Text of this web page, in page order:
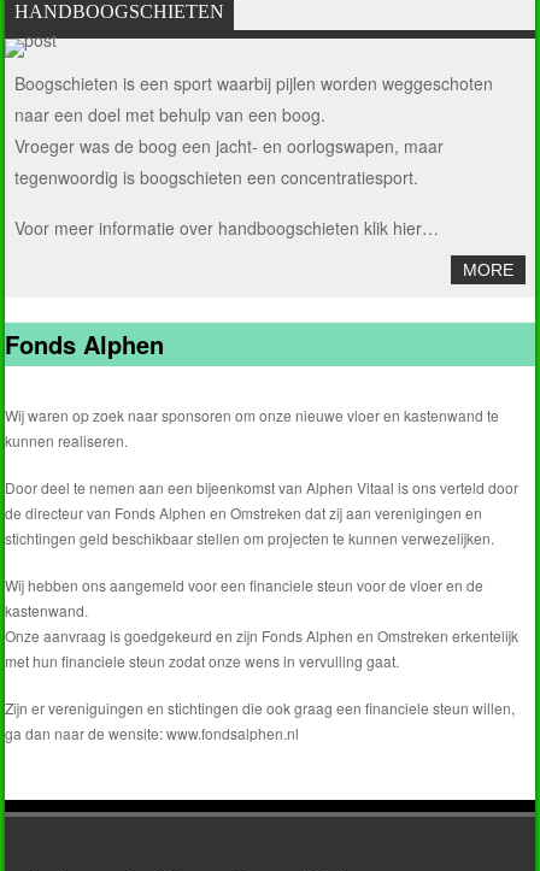
HANDBOOGSCHIETEN
Boogschieten is een sport waarbij pijlen worden weggeschoten
naar een doel met behulp van een boog.
Vroeger was de boog een jacht- en oorlogswapen, maar
tegenwoordig is boogschieten een concentratiesport.
Voor meer informatie over handboogschietenklik hier…
MORE
Fonds Alphen
Wij waren op zoek naar sponsoren om onze nieuwe vloer en kastenwand te
kunnen realiseren.
Door deel te nemen aan een bijeenkomst van Alphen Vitaal is ons verteld door
de directeur van Fonds Alphen en Omstreken dat zij aan verenigingen en
stichtingen geld beschikbaar stellen om projecten te kunnen verwezelijken.
Wij hebben ons aangemeld voor een financiele steun voor de vloer en de
kastenwand.
Onze aanvraag is goedgekeurd en zijn Fonds Alphen en Omstreken erkentelijk
met hun financiele steun zodat onze wens in vervulling gaat.
Zijn er vereniguingen en stichtingen die ook graag een financiele steun willen,
ga dan naar de wensite: www.fondsalphen.nl